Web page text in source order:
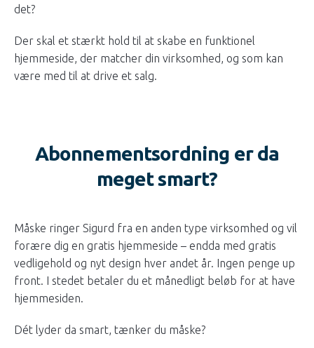
det?
Der skal et stærkt hold til at skabe en funktionel
hjemmeside, der matcher din virksomhed, og som kan
være med til at drive et salg.
Abonnementsordning er da
meget smart?
Måske ringer Sigurd fra en anden type virksomhed og vil
forære dig en gratis hjemmeside – endda med gratis
vedligehold og nyt design hver andet år. Ingen penge up
front. I stedet betaler du et månedligt beløb for at have
hjemmesiden.
Dét lyder da smart, tænker du måske?